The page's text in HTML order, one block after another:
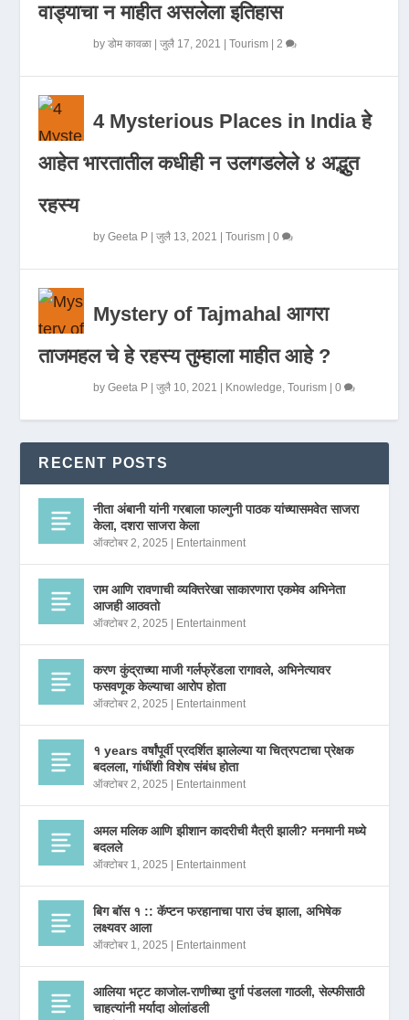
वाड्याचा न माहीत असलेला इतिहास
byडोम कावळा |जुलै 17, 2021 |Tourism |2
4 Mysterious Places in India हे
आहेत भारतातील कधीही न उलगडलेले ४ अद्भुत
रहस्य
byGeeta P |जुलै 13, 2021 |Tourism |0
Mystery of Tajmahal आगरा
ताजमहल चे हे रहस्य तुम्हाला माहीत आहे ?
byGeeta P |जुलै 10, 2021 Knowledge,Tourism |0
RECENT POSTS
नीता अंबानी यांनी गरबाला फाल्गुनी पाठक यांच्यासमवेत साजरा
केला, दशरा साजरा केला
ऑक्टोबर 2, 2025 Entertainment
राम आणि रावणाची व्यक्तिरेखा साकारणारा एकमेव अभिनेता
आजही आठवतो
ऑक्टोबर 2, 2025 Entertainment
करण कुंद्राच्या माजी गर्लफ्रेंडला रागावले, अभिनेत्यावर
फसवणूक केल्याचा आरोप होता
ऑक्टोबर 2, 2025 Entertainment
१ years वर्षांपूर्वी प्रदर्शित झालेल्या या चित्रपटाचा प्रेक्षक
बदलला, गांधींशी विशेष संबंध होता
ऑक्टोबर 2, 2025 Entertainment
अमल मलिक आणि झीशान कादरीची मैत्री झाली? मनमानी मध्ये
बदलले
ऑक्टोबर 1, 2025 Entertainment
बिग बॉस १ :: कॅप्टन फरहानाचा पारा उंच झाला, अभिषेक
लक्ष्यवर आला
ऑक्टोबर 1, 2025 Entertainment
आलिया भट्ट काजोल-राणीच्या दुर्गा पंडलला गाठली, सेल्फीसाठी
चाहत्यांनी मर्यादा ओलांडली